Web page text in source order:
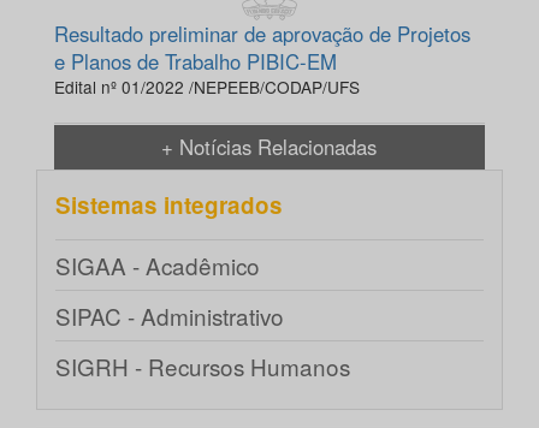
Resultado preliminar de aprovação de Projetos
e Planos de Trabalho PIBIC-EM
Edital nº 01/2022 /NEPEEB/CODAP/UFS
+ Notícias Relacionadas
Sistemas integrados
SIGAA - Acadêmico
SIPAC - Administrativo
SIGRH - Recursos Humanos